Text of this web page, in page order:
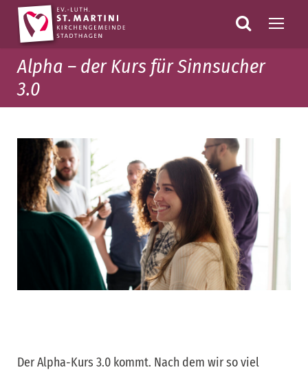
Alpha – der Kurs für Sinnsucher
3.0
Der Alpha-Kurs 3.0 kommt. Nach dem wir so viel